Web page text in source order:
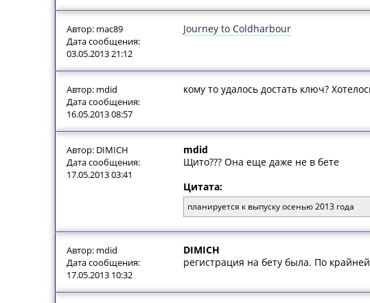
Автор: mac89
Дата сообщения:
03.05.2013 21:12
Journey to Coldharbour
Автор: mdid
Дата сообщения:
16.05.2013 08:57
кому то удалось достать ключ?
Автор: DIMICH
Дата сообщения:
17.05.2013 03:41
mdid
Щито??? Она еще даже не в бете
Цитата:
планируется к выпуску осенью 2013 года
Автор: mdid
Дата сообщения:
17.05.2013 10:32
DIMICH
регистрация на бету была. По